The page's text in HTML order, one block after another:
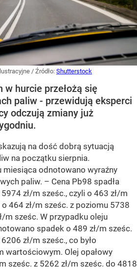
/ Źródło: Shutterstock
w hurcie przełożą się
paliw - przewidują eksperci
odczują zmiany już
na dość dobrą sytuacją
na początku sierpnia.
miesiąca odnotowano wyraźny
paliw. – Cena Pb98 spadła
zł/m sześc., czyli o 463 zł/m
464 zł/m sześc. z poziomu 5738
m sześc. W przypadku oleju
spadek o 489 zł/m sześc.
zł/m sześc., co było
wartościowym. Olej opałowy
sześc. z 5262 zł/m sześc. do 4818